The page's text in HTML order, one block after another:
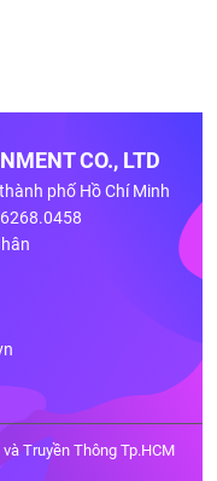
CO., LTD
phố Hồ Chí Minh
Truyền Thông Tp.HCM